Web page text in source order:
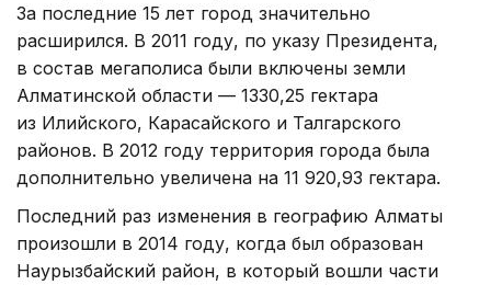
За последние 15 лет город значительно
расширился. В 2011 году, по указу Президента,
в состав мегаполиса были включены земли
Алматинской области — 1330,25 гектара
из Илийского, Карасайского и Талгарского
районов. В 2012 году территория города была
дополнительно увеличена на 11 920,93 гектара.
Последний раз изменения в географию Алматы
произошли в 2014 году, когда был образован
Наурызбайский район, в который вошли части